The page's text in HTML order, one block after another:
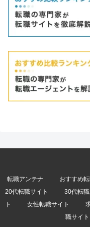
転職アンテナ おすすめ
20代転職サイト
30代転職
ト
女性転職サイト
職サイト